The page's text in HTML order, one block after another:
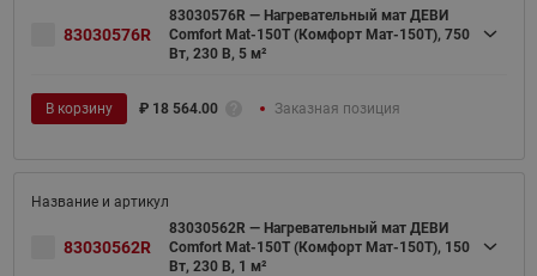
83030576R
83030576R — Нагревательный мат ДЕВИ
Comfort Mat-150T (Комфорт Мат-150Т), 750
Вт, 230 В, 5 м²
В корзину ₽ 18 564.00 Заказная позиция
83030562R
83030562R — Нагревательный мат ДЕВИ
Comfort Mat-150T (Комфорт Мат-150Т), 150
Вт, 230 В, 1 м²